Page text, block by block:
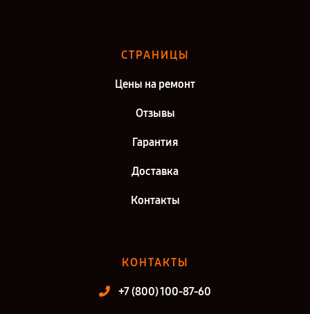
СТРАНИЦЫ
Цены на ремонт
Отзывы
Гарантия
Доставка
Контакты
КОНТАКТЫ
+7 (800) 100-87-60